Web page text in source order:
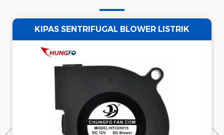
KIPAS SENTRIFUGAL BLOWER LISTRIK
PENDINGIN TANPA SIKAT 5V/12V/24V DC